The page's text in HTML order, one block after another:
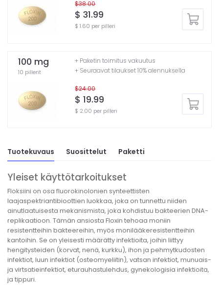
$38.00
$ 31.99
$ 1.60 per pilleri
100 mg
10 pillerit
$24.00
$ 19.99
$ 2.00 per pilleri
+ Paketin toimitus vakuutus
+ Seuraavat tilaukset 10% alennuksella
Tuotekuvaus Suosittelut Paketti
Yleiset käyttötarkoitukset
Floksiini on osa fluorokinolonien synteettisten
laajaspektriantibioottien luokkaa, joka on tunnettu niiden
ainutlaatuisesta mekanismista, joka kohdistuu bakteerien DNA-
replikaatioon. Tämän ansiosta Floxin tehoaa moniin
resistentteihin bakteereihin, myös monilääkeresistentteihin
kantoihin. Se on yleisesti määrätty infektioita, joihin liittyy
hengitysteiden (korvat, nenä, kurkku), ihon ja pehmytkudosten
infektiot, luun infektiot (osteomyeliitin), vatsan infektiot, munuais-
ja virtsatieinfektiot, eturauhastulehdus, gynekologisia infektioita,
ja tippuri.